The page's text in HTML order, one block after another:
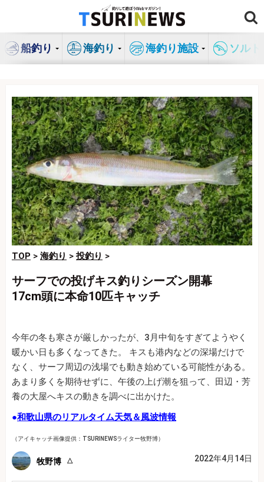
ン
船釣り 海釣り 海釣り施設 ソル
TOP > 海釣り > 投釣り >
サーフでの投げキス釣りシーズン開幕
17cm頭に本命10匹キャッチ
今年の冬も寒さが厳しかったが、3月中旬をすぎてようやく
暖かい日も多くなってきた。 キスも港内などの深場だけで
なく、サーフ周辺の浅場でも動き始めている可能性がある。
あまり多くを期待せずに、午後の上げ潮を狙って、田辺・芳
養の大屋へキスの動きを調べに出かけた。
●和歌山県のリアルタイム天気＆風波情報
（アイキャッチ画像提供：TSURINEWSライター牧野博）
牧野博 2022年4月14日